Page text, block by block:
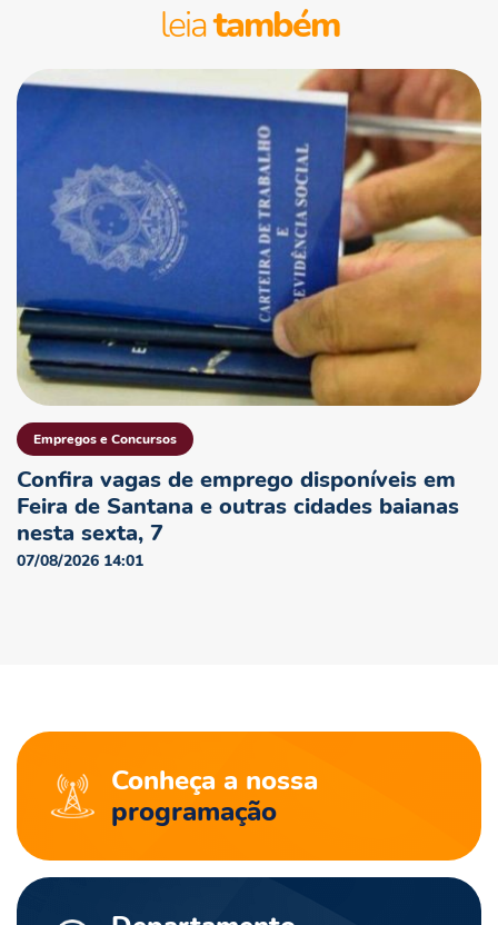
leiatambém
Empregos e Concursos
Confira vagas de emprego disponíveis em
Feira de Santana e outras cidades baianas
nesta sexta, 7
07/08/2026 14:01
Conheça a nossa
programação